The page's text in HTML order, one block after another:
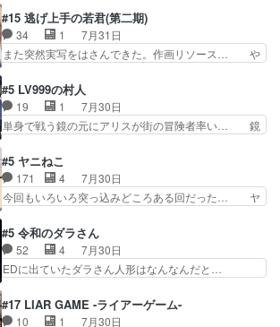
し良い話化け猫は油が好物… 今回はあかやし1体
のみで15分。金持ちの… 今更だけど霊が性行為
で祓えることは何とな…
人物が増えてわいわいしたところが好き… 初コミ
ティアで２０冊刷りは妥当だよね。俺… 藤森さん
のママ向けの漫画で、また涙腺が⋯… 〜漫画に
「想い」をこめよう｣娘に漫画であ… 何回この作
てコミティアっていいなあ。同… コミティア参加
のしおりを徹夜で作る先生(… お母さん、娘にあ
んな漫画描かれたら泣いち…
#15 逃げ上手の若君(第二期)
34 1
7月31日
また突然実写をはさんできた。作画リソース… や
歳まで童貞だと魔法使いになれるという… こっち
の諏訪の三大将もまたクセが強いw色… 頼重が完
全にブレーンだよね毎回敵キャラが… 弧次郎「欲
を我慢して強くなれるなら大飯食… 変化球な演出
ていただきました！最終的に… この高らかなDT
宣言、合田一人に通じるも… この作品は近年稀に
見るおっさんキャラの充…
#5 LV999の村人
19 1
7月30日
単身で戦う鏡の元にアリスが街の冒険者率い… 鏡
なががんばってくれたアリスの父ちゃん… 成長限
界が999である村人と定めた上位存… 大規模バト
ルシーンなのに会話してばっかり… やっぱり勇者
より強かったか笑統率力LV9… 普通の人間の親子
組みか‥Lv200帯の… そのために役割を超越する
者の出現させるた… アリスのお陰で他の勇者達も
共闘してくれ魔…
#5 ヤニねこ
171 4
7月30日
今回もいろいろ突っ込みどころある回だった… ヤ
ちゃんの恋愛話をしたり、タバコを生産… ここう
っすら思ったことズバリ言ってくれて… おかし
い、さわやかだ 世話好きの陰に支配… ヤクねこ
のクワガタ取りの話見て切なくなっ… 普段は選別
れww唐突な作画力の正… なんか今日はかなり一
#5 令和のダラさん
52 4
7月30日
EDに出ていたダラさん人形はなんなんだと…
惨な過去がきっちり現代に継承されている… ダラ
さんと姉弟の母との出会いの話やはりダ… ダラさ
#17 LIAR GAME -ライアーゲーム-
10 1
7月30日